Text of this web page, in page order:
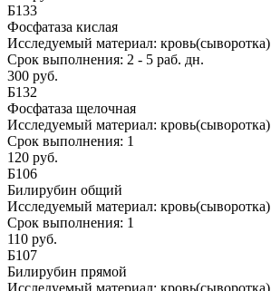
Б133
Фосфатаза кислая
Исследуемый материал: кровь(сыворотка)
Срок выполнения: 2 - 5 раб. дн.
300 руб.
Б132
Фосфатаза щелочная
Исследуемый материал: кровь(сыворотка)
Срок выполнения: 1
120 руб.
Б106
Билирубин общий
Исследуемый материал: кровь(сыворотка)
Срок выполнения: 1
110 руб.
Б107
Билирубин прямой
Исследуемый материал: кровь(сыворотка)